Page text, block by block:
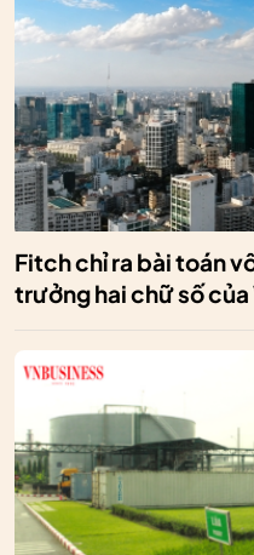
Fitch chỉ ra bài toán
trưởng hai chữ số của